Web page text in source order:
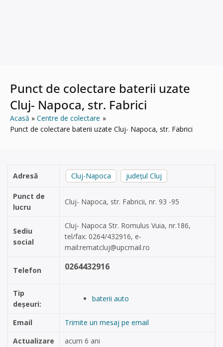
Punct de colectare baterii uzate
Cluj- Napoca, str. Fabrici
Acasă
Centre de colectare
Punct de colectare baterii uzate Cluj- Napoca, str. Fabrici
Adresă Cluj-Napoca județul Cluj
Punct de
lucru
Cluj- Napoca, str. Fabricii, nr. 93 -95
Sediu
social
Cluj- Napoca Str. Romulus Vuia, nr.186,
tel/fax: 0264/432916, e-
mail:rematcluj@upcmail.ro
Telefon 0264432916
Tip
deșeuri:
baterii auto
Email
Trimite un mesaj pe email
Actualizare
acum 6 ani